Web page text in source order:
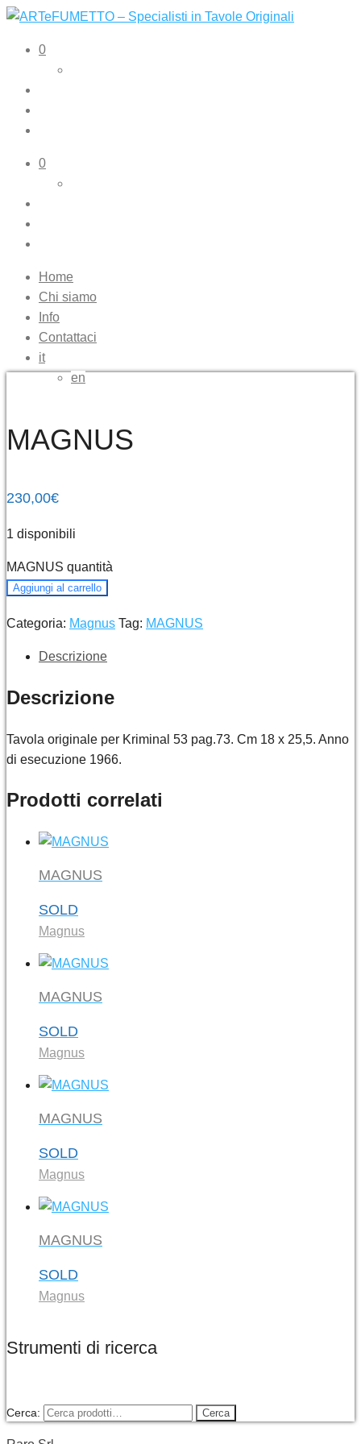
ARTeFUMETTO – Specialisti in Tavole Originali
Tavole originali e illustrazioni originali
0
0
Home
Chi siamo
Info
Contattaci
it
en
MAGNUS
230,00€
1 disponibili
MAGNUS quantità
Aggiungi al carrello
Categoria: Magnus Tag: MAGNUS
Descrizione
Descrizione
Tavola originale per Kriminal 53 pag.73. Cm 18 x 25,5. Anno
di esecuzione 1966.
Prodotti correlati
MAGNUS
SOLD
Magnus
MAGNUS
SOLD
Magnus
MAGNUS
SOLD
Magnus
MAGNUS
SOLD
Magnus
Strumenti di ricerca
Cerca: Cerca